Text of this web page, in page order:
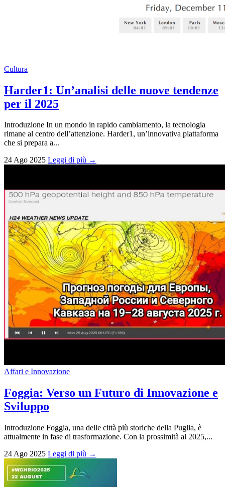
Cultura
Harder1: Un’analisi delle nuove tendenze
per il 2025
Introduzione In un mondo in rapido cambiamento, la tecnologia
rimane al centro dell’attenzione. Harder1, un’innovativa piattaforma
che si prepara a...
24 Ago 2025 Leggi di più →
Affari e Innovazione
Foggia: Verso un Futuro di Innovazione e
Sviluppo
Introduzione Foggia, una delle città più storiche della Puglia, è
attualmente in fase di trasformazione. Con la prossimità al 2025,...
24 Ago 2025 Leggi di più →